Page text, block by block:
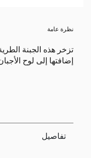
نظرة عامة
تزخر هذه الجبنة
إضافتها إلى لوح
تفاصيل